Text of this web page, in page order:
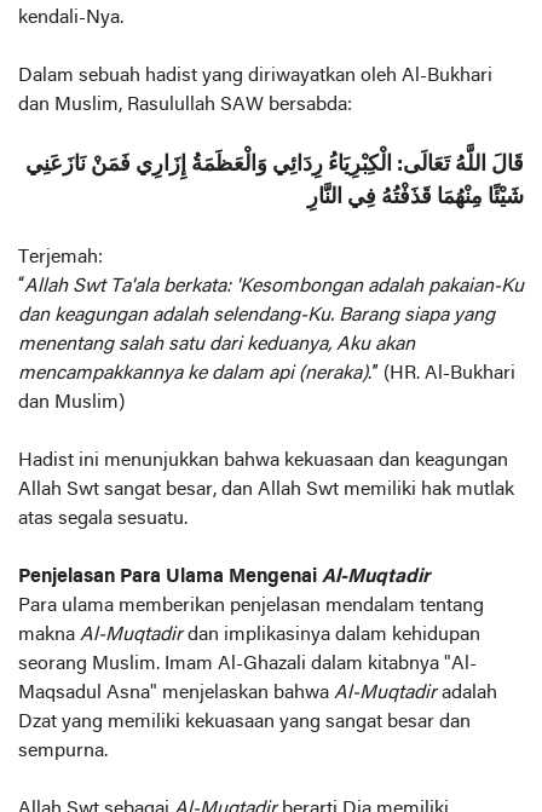
kendali-Nya.
Dalam sebuah hadist yang diriwayatkan oleh Al-Bukhari
dan Muslim, Rasulullah SAW bersabda:
قَالَ اللَّهُ تَعَالَى: الْكِبْرِيَاءُ رِدَائِي وَالْعَظَمَةُ إِزَارِي فَمَنْ نَازَعَنِي
شَيْئًا مِنْهُمَا قَذَفْتُهُ فِي النَّارِ
Terjemah:
“Allah Swt Ta'ala berkata: 'Kesombongan adalah pakaian-Ku
dan keagungan adalah selendang-Ku. Barang siapa yang
menentang salah satu dari keduanya, Aku akan
mencampakkannya ke dalam api (neraka).” (HR. Al-Bukhari
dan Muslim)
Hadist ini menunjukkan bahwa kekuasaan dan keagungan
Allah Swt sangat besar, dan Allah Swt memiliki hak mutlak
atas segala sesuatu.
Penjelasan Para Ulama Mengenai Al-Muqtadir
Para ulama memberikan penjelasan mendalam tentang
makna Al-Muqtadirdan implikasinya dalam kehidupan
seorang Muslim. Imam Al-Ghazali dalam kitabnya "Al-
Maqsadul Asna" menjelaskan bahwa Al-Muqtadiradalah
Dzat yang memiliki kekuasaan yang sangat besar dan
sempurna.